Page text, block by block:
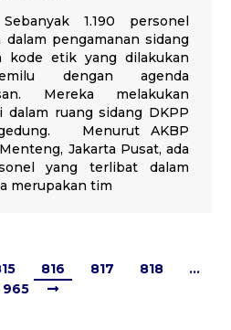
1.190 personel
pengamanan sidang
kode etik yang dilakukan
dengan agenda
Mereka melakukan
dalam ruang sidang DKPP
Menurut AKBP
Jakarta Pusat, ada
yang terlibat dalam
merupakan tim
816 817 818
…
965